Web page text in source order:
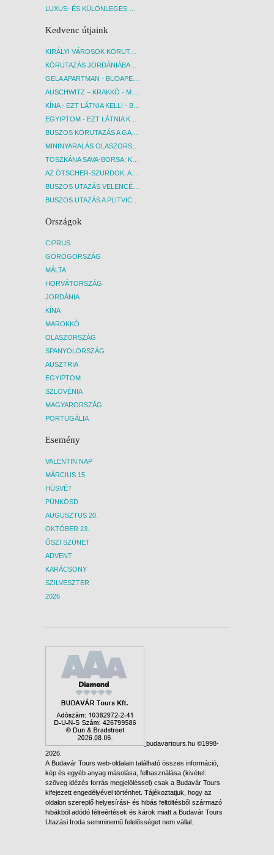
LUXUS- ÉS KÜLÖNLEGES UTAK
Kedvenc útjaink
KIRÁLYI VÁROSOK KÖRUTAZÁS KÖZVETLEN REPÜLŐJÁRATTAL - BUDAPEST, REPÜLŐ
KÖRUTAZÁS JORDÁNIÁBAN, HOLT-TENGERI PIHENÉSSEL - BUDAPEST, REPÜLŐ
GELA APARTMAN - BUDAPEST, REPÜLŐ
AUSCHWITZ – KRAKKÓ - MEGRÁZÓ IDŐUTAZÁS! - BUDAPEST, BUSZ
KÍNA - EZT LÁTNIA KELL! - BUDAPEST, REPÜLŐ
EGYIPTOM - EZT LÁTNIA KELL! - BUDAPEST, REPÜLŐ
BUSZOS KÖRUTAZÁS A GARDA-TÓ KÖRNYÉKÉN - BUDAPEST, BUSZ
MININYARALÁS OLASZORSZÁGBAN: ÉSZAK-OLASZ GYÖNGYSZEMEK NYOMÁBAN - BUDAPEST, BUSZ
TOSZKÁNA SAVA-BORSA: KÓSTOLÓK ÉS KULTURÁLIS UTAZÁS - BUDAPEST, BUSZ
AZ ÖTSCHER-SZURDOK, AUSZTRIA GRAND CANYONJA - BUDAPEST, BUSZ
BUSZOS UTAZÁS VELENCÉBE - BUDAPEST, BUSZ
BUSZOS UTAZÁS A PLITVICEI-TAVAK NEMZETI PARKBA - BUDAPEST, BUSZ
Országok
CIPRUS
GÖRÖGORSZÁG
MÁLTA
HORVÁTORSZÁG
JORDÁNIA
KÍNA
MAROKKÓ
OLASZORSZÁG
SPANYOLORSZÁG
AUSZTRIA
EGYIPTOM
SZLOVÉNIA
MAGYARORSZÁG
PORTUGÁLIA
Esemény
VALENTIN NAP
MÁRCIUS 15
HÚSVÉT
PÜNKÖSD
AUGUSZTUS 20.
OKTÓBER 23.
ŐSZI SZÜNET
ADVENT
KARÁCSONY
SZILVESZTER
2026
budavartours.hu ©1998-
2026.
A Budavár Tours web-oldalain található összes információ,
kép és egyéb anyag másolása, felhasználása (kivétel:
szöveg idézés forrás megjelöléssel) csak a Budavár Tours
kifejezett engedélyével történhet. Tájékoztatjuk, hogy az
oldalon szereplő helyesírási- és hibás feltöltésből származó
hibákból adódó félreértések és károk miatt a Budavár Tours
Utazási Iroda semminemű felelősséget nem vállal.